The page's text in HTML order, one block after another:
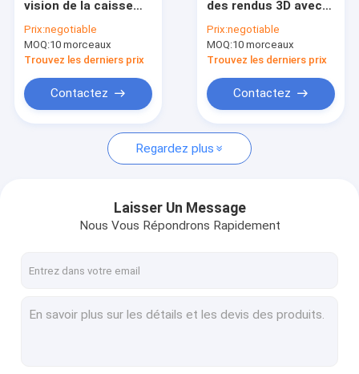
Montre montrer l'étalage
Supports d'affichage de chaussure
Présentoir de sac
Affichage de café
Vitrine de perruque
vision de la caisse
aluminium de cadre
d'ODM plein
Prix:negotiable
MOQ:10 morceaux
Trouvez les derniers prix
Contactez
des rendus 3D avec
10mm épais
Prix:negotiable
MOQ:10 morceaux
Trouvez les derniers prix
Contactez
Regardez plus
Laisser Un Message
Nous Vous Répondrons Rapidement